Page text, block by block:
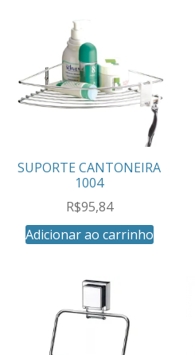
SUPORTE CANTONEIRA
1004
R$95,84
Adicionar ao carrinho